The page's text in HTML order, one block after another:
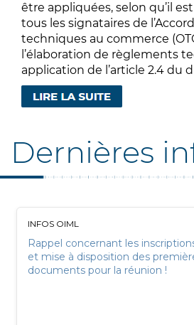
être appliquées, selon qu’il
tous les signataires de
techniques au commerce
l’élaboration de règlements
application de l’article 2.4 du
Dernières